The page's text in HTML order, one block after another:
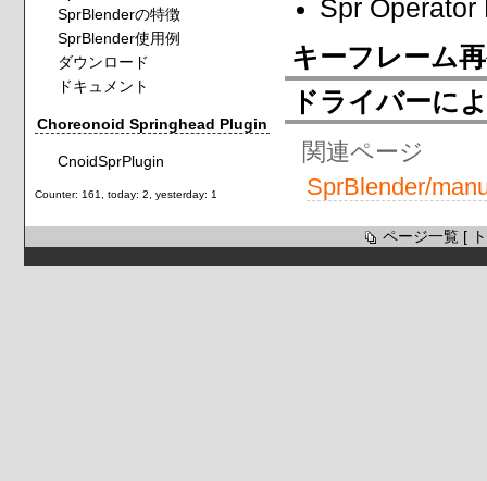
Spr
キーフレーム
ドライバーに
関連ページ
SprBlender/
SprBlenderの特徴
SprBlender使用例
ダウンロード
ドキュメント
Choreonoid Springhead Plugin
CnoidSprPlugin
Counter: 161, today: 2, yesterday: 1
ページ一覧[